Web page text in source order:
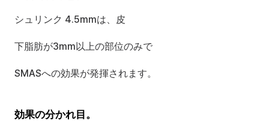
シュリンク 4.5mmは、皮
下脂肪が3mm以上の部位のみで
SMASへの効果が発揮されます。
効果の分かれ目。